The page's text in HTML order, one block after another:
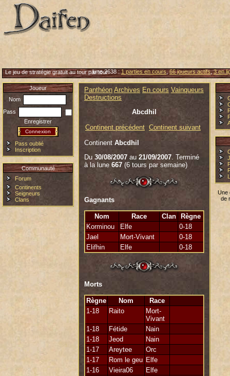
Le jeu de stratégie gratuit au tour par tour
lune 2638 :1 parties en cours ,66 joueurs actifs,3 en
Joueur
Nom
Pass
Enregistrer
Pass oublié
Inscription
Communauté
Forum
Continents
Seigneurs
Clans
Panthéon Archives En cours Vainqueurs
Destructions
Abcdhil
Continent précédent Continent suivant
Continent Abcdhil
Du 30/08/2007 au 21/09/2007. Terminé
à la lune 667 (6 tours par semaine)
Gagnants
Nom Race Clan
Règne
Korminou
Elfe
0-18
Jael
Mort-Vivant
0-18
Elifhin
Elfe 0-18
Morts
Règne Nom
Race
1-18
Raito
Mort-
Vivant
1-18
Fétide
Nain
1-18
Jeod
Nain
1-17
Areytee
Orc
1-17
Rom le geu Elfe
1-16
Vieira06
Elfe
Une
de